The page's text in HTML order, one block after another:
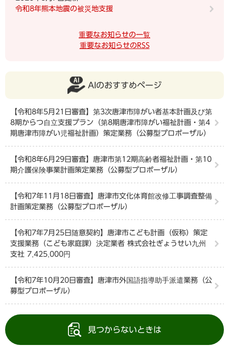
令和8年熊本地震の被災地支援
重要なお知らせの一覧
重要なお知らせのRSS
AIのおすすめページ
【令和8年5月21日審査】第3次唐津市障がい者基本計画及び第
8期からつ自立支援プラン（第8期唐津市障がい福祉計画・第4
期唐津市障がい児福祉計画）策定業務（公募型プロポーザル）
【令和8年6月29日審査】唐津市第12期高齢者福祉計画・第10
期介護保険事業計画策定業務（公募型プロポーザル）
【令和7年11月18日審査】唐津市文化体育館改修工事調査整備
計画策定業務（公募型プロポーザル）
【令和7年7月25日随意契約】唐津市こども計画（仮称）策定
支援業務（こども家庭課）決定業者 株式会社ぎょうせい九州
支社 7,425,000円
【令和7年10月20日審査】唐津市外国語指導助手派遣業務（公
募型プロポーザル）
見つからないときは